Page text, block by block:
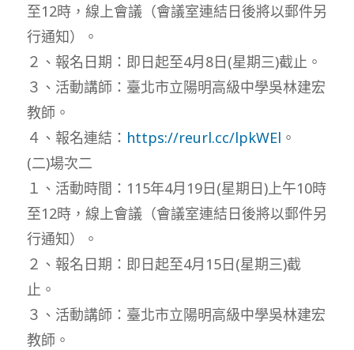
至12時，線上會議（會議室連結日後將以郵件另
行通知）。
２、報名日期：即日起至4月8日(星期三)截止。
３、活動講師：臺北市立陽明高級中學吳林建宏
教師。
４、報名連結： https://reurl.cc/lpkWEl 。
(二)場次二
１、活動時間：115年4月19日(星期日)上午10時
至12時，線上會議（會議室連結日後將以郵件另
行通知）。
２、報名日期：即日起至4月15日(星期三)截
止。
３、活動講師：臺北市立陽明高級中學吳林建宏
教師。